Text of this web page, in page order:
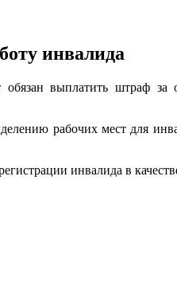
инвалида
обязан выплатить штраф
рабочих мест для
инвалида в